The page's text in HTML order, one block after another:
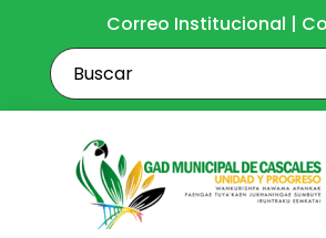
Correo Institucional |